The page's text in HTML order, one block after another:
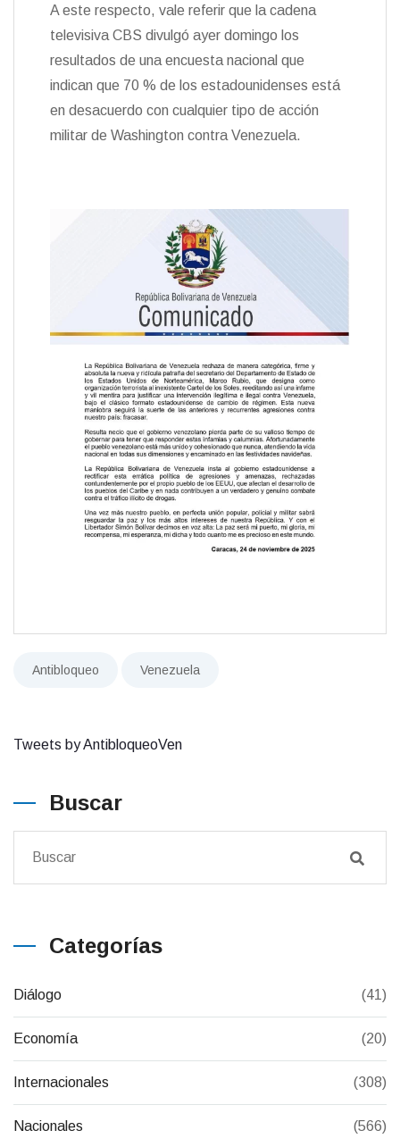
A este respecto, vale referir que la cadena
televisiva CBS divulgó ayer domingo los
resultados de una encuesta nacional que
indican que 70 % de los estadounidenses está
en desacuerdo con cualquier tipo de acción
militar de Washington contra Venezuela.
Antibloqueo Venezuela
Tweets by AntibloqueoVen
Buscar
Categorías
Diálogo (41)
Economía (20)
Internacionales (308)
Nacionales (566)